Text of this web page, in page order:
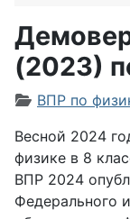
(2023)
Информация о
ВПР по
Весной 2024
физике в 8
ВПР 2024
Федерального